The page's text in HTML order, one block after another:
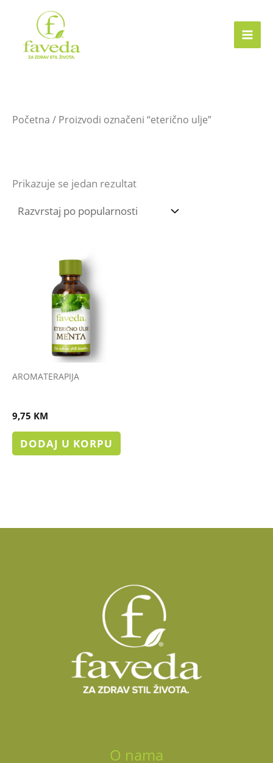
content
Početna / Proizvodi označeni “eterično ulje”
Prikazuje se jedan rezultat
AROMATERAPIJA
9,75 KM
DODAJ U KORPU
O nama